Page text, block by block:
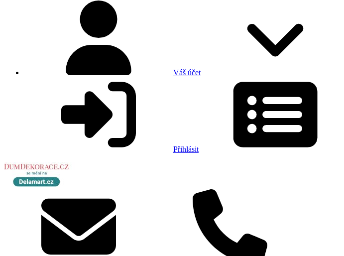
Váš účet
Přihlásit